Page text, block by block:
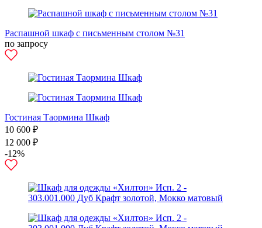
Распашной шкаф с письменным столом №31
по запросу
Гостиная Таормина Шкаф
10 600 ₽
12 000 ₽
-12%